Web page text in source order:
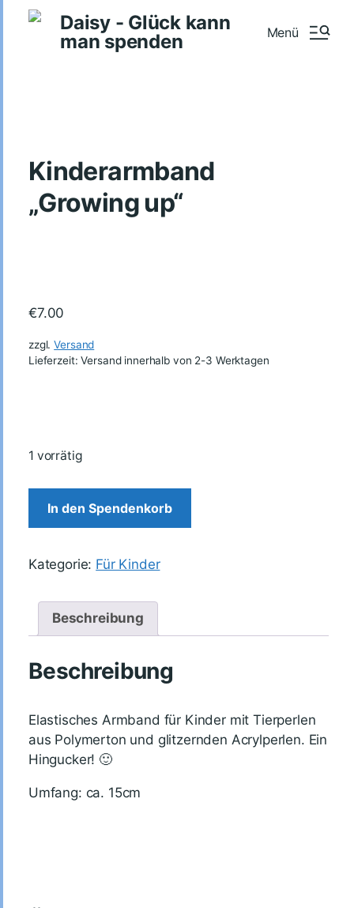
Daisy - Glück kann
man spenden
Menü
Kinderarmband
„Growing up“
€7.00
zzgl.Versand
Lieferzeit: Versand innerhalb von 2-3 Werktagen
1 vorrätig
In den Spendenkorb
Kategorie: Für Kinder
Beschreibung
Beschreibung
Elastisches Armband für Kinder mit Tierperlen
aus Polymerton und glitzernden Acrylperlen. Ein
Hingucker! 🙂
Umfang: ca. 15cm